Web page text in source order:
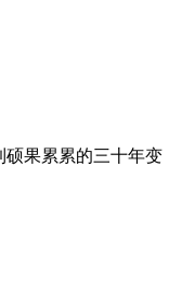
果累累的三十年变